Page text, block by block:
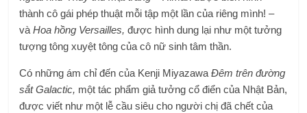
thành cô gái phép thuật mỗi tập một lần của riêng mình! –
vàHoa hồng Versailles, được hình dung lại như một tưởng
tượng tông xuyệt tông của cô nữ sinh tâm thần.
Có những ám chỉ đến của Kenji MiyazawaĐêm trên đường
sắt Galactic, một tác phẩm giả tưởng cổ điển của Nhật Bản,
được viết như một lễ cầu siêu cho người chị đã chết của